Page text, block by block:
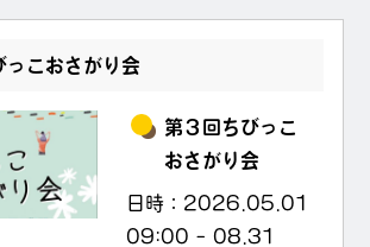
っこおさがり会
第３回ちびっこ
おさがり会
日時： 2026.05.01
09:00 –08.31